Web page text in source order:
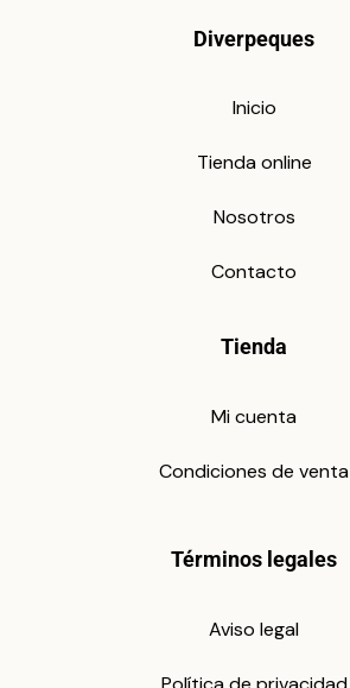
Diverpeques
Inicio
Tienda online
Nosotros
Contacto
Tienda
Mi cuenta
Condiciones de venta
Términos legales
Aviso legal